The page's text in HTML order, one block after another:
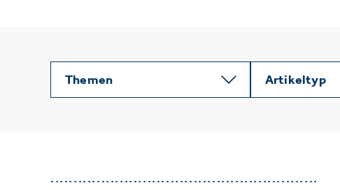
Themen Artikeltyp